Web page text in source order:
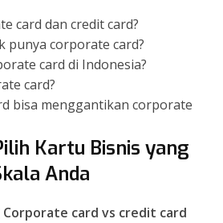
card dan credit card?
punya corporate card?
card di Indonesia?
card?
bisa menggantikan corporate
Kartu Bisnis yang
Anda
Corporate card vs credit card